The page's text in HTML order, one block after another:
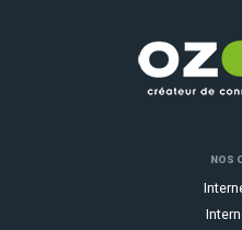
NOS